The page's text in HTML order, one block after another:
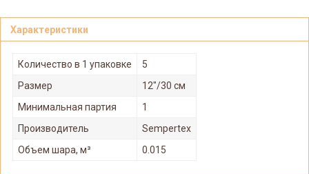
Характеристики
Количество в 1 упаковке
5
Размер
12"/30 см
Минимальная партия
1
Производитель
Sempertex
Объем шара, м³
0.015